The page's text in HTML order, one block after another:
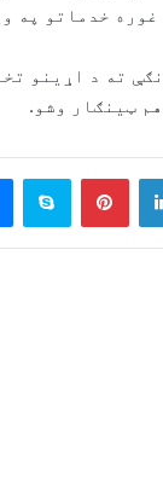
خدماتو په
ته د اړینو
ټینګار وشو.
LinkedIn
Pinterest